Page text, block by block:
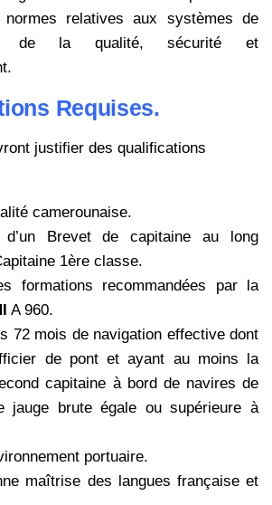
relatives aux systèmes de
de la qualité, sécurité et
Requises.
justifier des qualifications
camerounaise.
Brevet de capitaine au long
1ère classe.
formations recommandées par la
A 960.
72 mois de navigation effective dont
de pont et ayant au moins la
capitaine à bord de navires de
jauge brute égale ou supérieure à
portuaire.
maîtrise des langues française et